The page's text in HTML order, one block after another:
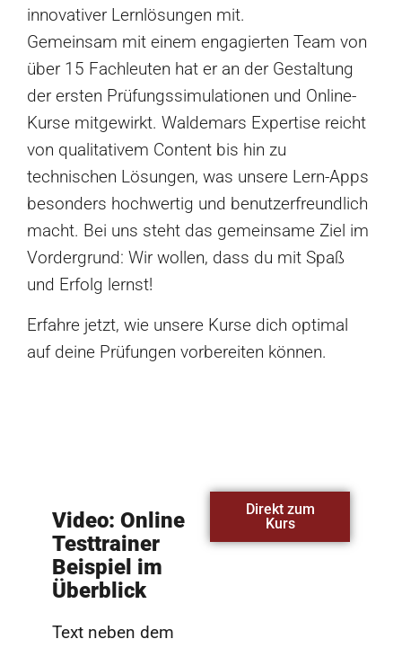
innovativer Lernlösungen mit.
Gemeinsam mit einem engagierten Team von
über 15 Fachleuten hat er an der Gestaltung
der ersten Prüfungssimulationen und Online-
Kurse mitgewirkt. Waldemars Expertise reicht
von qualitativem Content bis hin zu
technischen Lösungen, was unsere Lern-Apps
besonders hochwertig und benutzerfreundlich
macht. Bei uns steht das gemeinsame Ziel im
Vordergrund: Wir wollen, dass du mit Spaß
und Erfolg lernst!
Erfahre jetzt, wie unsere Kurse dich optimal
auf deine Prüfungen vorbereiten können.
Video: Online
Testtrainer
Beispiel im
Überblick
Text neben dem
Direkt zum
Kurs